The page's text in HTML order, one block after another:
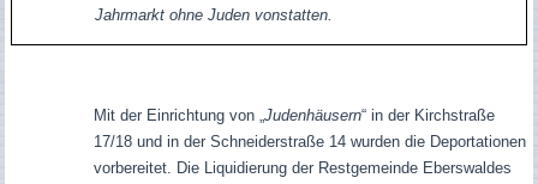
Jahrmarkt ohne Juden vonstatten.
Mit der Einrichtung von „Judenhäusern“ in der Kirchstraße
17/18 und in der Schneiderstraße 14 wurden die Deportationen
vorbereitet. Die Liquidierung der Restgemeinde Eberswaldes